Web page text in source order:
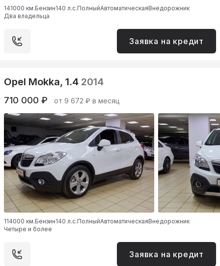
141000 км.Бензин140 л.с.ПолныйАвтоматическаяВнедорожник
Два владельца
Заявка на кредит
Opel Mokka, 1.4 2014
710 000 ₽ от 9 672 ₽ в месяц
114000 км.Бензин140 л.с.ПолныйАвтоматическаяВнедорожник
Четыре и более
Заявка на кредит